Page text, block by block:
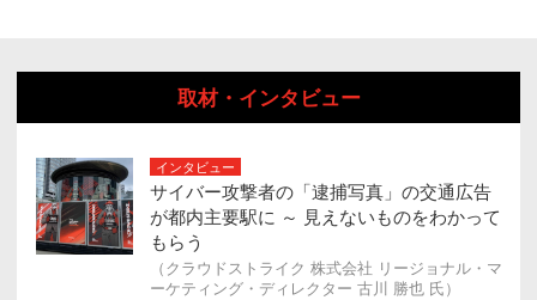
取材・インタビュー
インタビュー
サイバー攻撃者の「逮捕写真」の交通広告
が都内主要駅に ～ 見えないものをわかって
もらう
（クラウドストライク 株式会社 リージョナル・マ
ーケティング・ディレクター 古川 勝也 氏）